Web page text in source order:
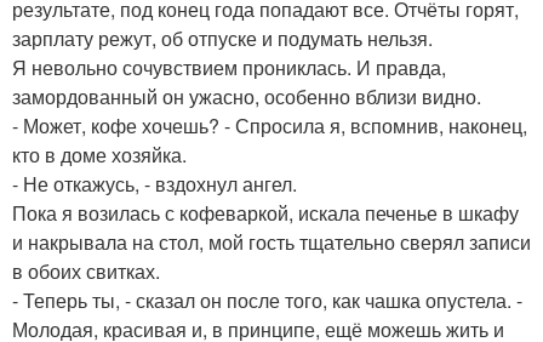
результате, под конец года попадают все. Отчёты горят,
зарплату режут, об отпуске и подумать нельзя.
Я невольно сочувствием прониклась. И правда,
замордованный он ужасно, особенно вблизи видно.
- Может, кофе хочешь? - Спросила я, вспомнив, наконец,
кто в доме хозяйка.
- Не откажусь, - вздохнул ангел.
Пока я возилась с кофеваркой, искала печенье в шкафу
и накрывала на стол, мой гость тщательно сверял записи
в обоих свитках.
- Теперь ты, - сказал он после того, как чашка опустела. -
Молодая, красивая и, в принципе, ещё можешь жить и